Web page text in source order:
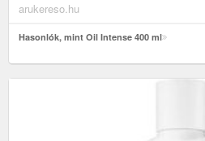
arukereso.hu
Hasonlók, mint Oil Intense 400 ml